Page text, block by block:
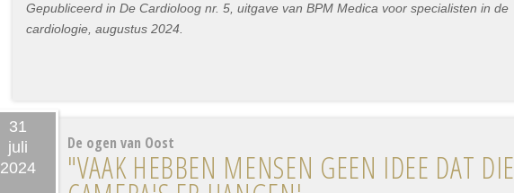
Gepubliceerd in De Cardioloog nr. 5, uitgave van BPM Medica voor specialisten in de
cardiologie, augustus 2024.
31
juli
2024
De ogen van Oost
"VAAK HEBBEN MENSEN GEEN IDEE DAT DIE